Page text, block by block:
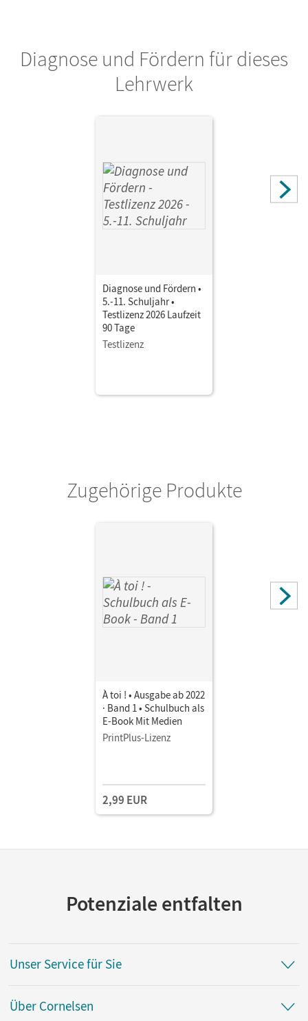
Diagnose und Fördern für dieses
Lehrwerk
Diagnose und Fördern •
5.-11. Schuljahr •
Testlizenz 2026 Laufzeit
90 Tage
Testlizenz
Zugehörige Produkte
À toi ! • Ausgabe ab 2022
· Band 1 • Schulbuch als
E-Book Mit Medien
PrintPlus-Lizenz
2,99 EUR
Potenziale entfalten
Unser Service für Sie
Über Cornelsen